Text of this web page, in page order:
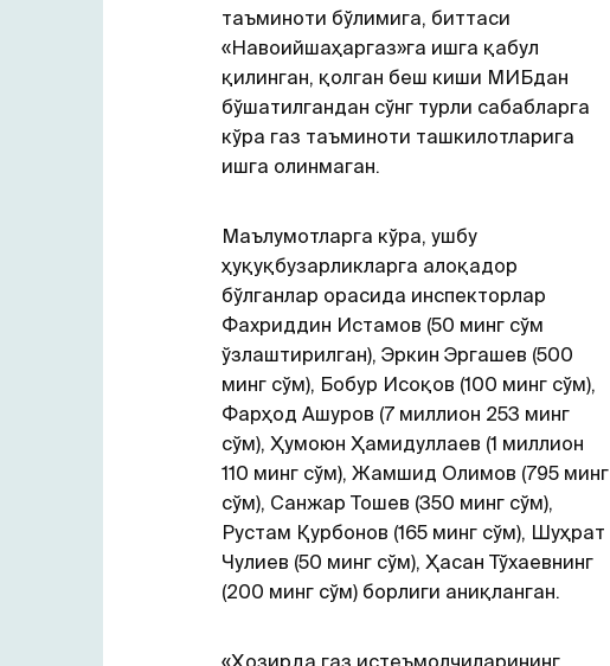
таъминоти бўлимига, биттаси
«Навоийшаҳаргаз»га ишга қабул
қилинган, қолган беш киши МИБдан
бўшатилгандан сўнг турли сабабларга
кўра газ таъминоти ташкилотларига
ишга олинмаган.
Маълумотларга кўра, ушбу
ҳуқуқбузарликларга алоқадор
бўлганлар орасида инспекторлар
Фахриддин Истамов (50 минг сўм
ўзлаштирилган), Эркин Эргашев (500
минг сўм), Бобур Исоқов (100 минг сўм),
Фарҳод Ашуров (7 миллион 253 минг
сўм), Ҳумоюн Ҳамидуллаев (1 миллион
110 минг сўм), Жамшид Олимов (795 минг
сўм), Санжар Тошев (350 минг сўм),
Рустам Қурбонов (165 минг сўм), Шуҳрат
Чулиев (50 минг сўм), Ҳасан Тўхаевнинг
(200 минг сўм) борлиги аниқланган.
«Ҳозирда газ истеъмолчиларининг